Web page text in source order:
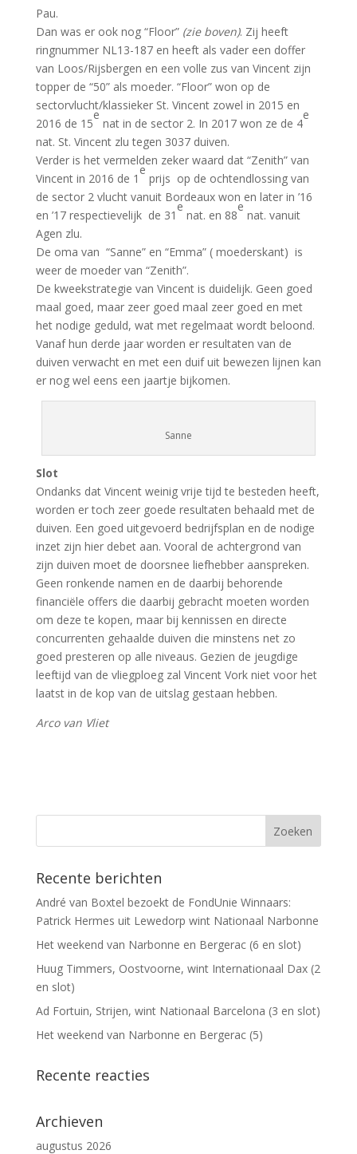
Pau.
Dan was er ook nog “Floor” (zie boven). Zij heeft
ringnummer NL13-187 en heeft als vader een doffer
van Loos/Rijsbergen en een volle zus van Vincent zijn
topper de “50” als moeder. “Floor” won op de
sectorvlucht/klassieker St. Vincent zowel in 2015 en
2016 de 15
e
nat in de sector 2. In 2017 won ze de 4
e
nat. St. Vincent zlu tegen 3037 duiven.
Verder is het vermelden zeker waard dat “Zenith” van
Vincent in 2016 de 1
e
prijs op de ochtendlossing van
de sector 2 vlucht vanuit Bordeaux won en later in ’16
en ’17 respectievelijk de 31
e
nat. en 88
e
nat. vanuit
Agen zlu.
De oma van “Sanne” en “Emma” ( moederskant) is
weer de moeder van “Zenith”.
De kweekstrategie van Vincent is duidelijk. Geen goed
maal goed, maar zeer goed maal zeer goed en met
het nodige geduld, wat met regelmaat wordt beloond.
Vanaf hun derde jaar worden er resultaten van de
duiven verwacht en met een duif uit bewezen lijnen kan
er nog wel eens een jaartje bijkomen.
Sanne
Slot
Ondanks dat Vincent weinig vrije tijd te besteden heeft,
worden er toch zeer goede resultaten behaald met de
duiven. Een goed uitgevoerd bedrijfsplan en de nodige
inzet zijn hier debet aan. Vooral de achtergrond van
zijn duiven moet de doorsnee liefhebber aanspreken.
Geen ronkende namen en de daarbij behorende
financiële offers die daarbij gebracht moeten worden
om deze te kopen, maar bij kennissen en directe
concurrenten gehaalde duiven die minstens net zo
goed presteren op alle niveaus. Gezien de jeugdige
leeftijd van de vliegploeg zal Vincent Vork niet voor het
laatst in de kop van de uitslag gestaan hebben.
Arco van Vliet
Recente berichten
André van Boxtel bezoekt de FondUnie Winnaars:
Patrick Hermes uit Lewedorp wint Nationaal Narbonne
Het weekend van Narbonne en Bergerac (6 en slot)
Huug Timmers, Oostvoorne, wint Internationaal Dax (2
en slot)
Ad Fortuin, Strijen, wint Nationaal Barcelona (3 en slot)
Het weekend van Narbonne en Bergerac (5)
Recente reacties
Archieven
augustus 2026